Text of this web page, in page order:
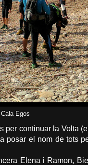
Cala Egos
continuar la Volta
posar el nom de tots
Elena i Ramon,